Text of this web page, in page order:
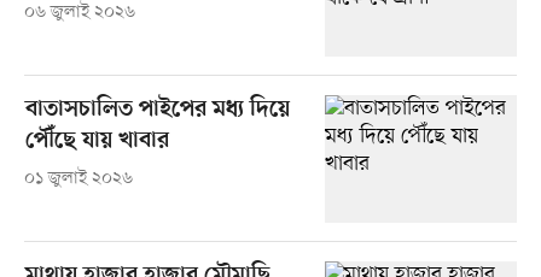
০৬ জুলাই ২০২৬
বাতাসচালিত পাইপের মধ্য দিয়ে
পৌঁছে যায় খাবার
০১ জুলাই ২০২৬